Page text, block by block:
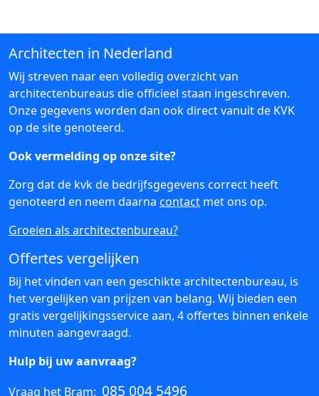
Architecten in Nederland
Wij streven naar een volledig overzicht van
architectenbureaus die officieel staan ingeschreven.
Onze gegevens worden dan ook direct vanuit de KVK
op de site genoteerd.
Ook vermelding op onze site?
Zorg dat de kvk de bedrijfsgegevens correct heeft
genoteerd en neem daarna contact met ons op.
Groeien als architectenbureau?
Offertes vergelijken
Bij het vinden van een geschikte architectenbureau, is
het vergelijken van prijzen van belang. Wij bieden een
gratis vergelijkingsservice aan, 4 offertes binnen enkele
minuten aangevraagd.
Hulp bij uw aanvraag?
Vraag het Bram: 085 004 5496